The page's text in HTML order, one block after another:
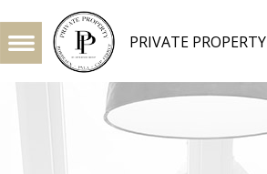
PRIVATE PROPERTY